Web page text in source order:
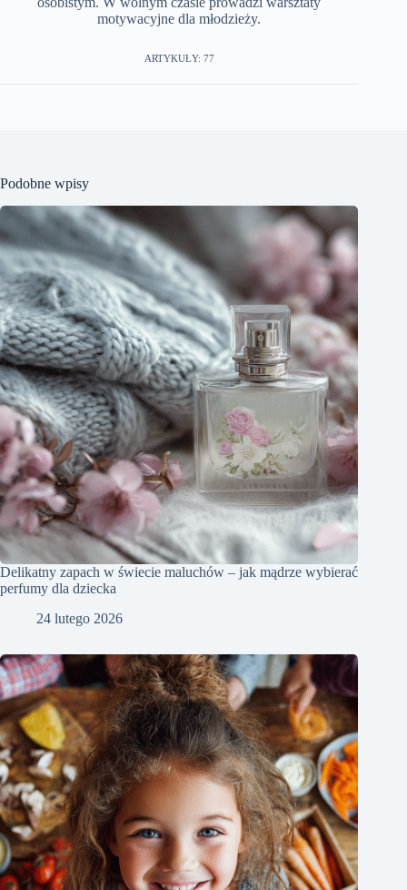
motywacyjne dla młodzieży.
ARTYKUŁY: 77
Podobne wpisy
Delikatny zapach w świecie maluchów – jak mądrze wybierać
perfumy dla dziecka
24 lutego 2026